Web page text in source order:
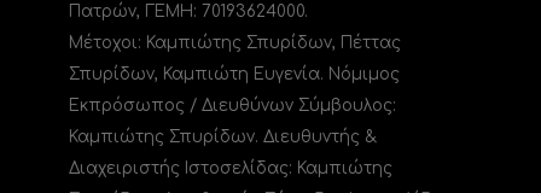
Πατρών, ΓΕΜΗ: 70193624000.
Μέτοχοι: Καμπιώτης Σπυρίδων, Πέττας
Σπυρίδων, Καμπιώτη Ευγενία. Νόμιμος
Εκπρόσωπος / Διευθύνων Σύμβουλος:
Καμπιώτης Σπυρίδων. Διευθυντής &
Διαχειριστής Ιστοσελίδας: Καμπιώτης